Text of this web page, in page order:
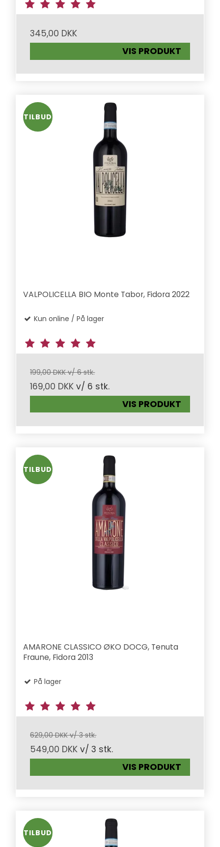
345,00 DKK
VIS PRODUKT
TILBUD
VALPOLICELLA BIO Monte Tabor, Fidora 2022
Kun online / På lager
199,00 DKK v/ 6 stk.
169,00 DKK v/ 6 stk.
VIS PRODUKT
TILBUD
AMARONE CLASSICO ØKO DOCG, Tenuta
Fraune, Fidora 2013
På lager
629,00 DKK v/ 3 stk.
549,00 DKK v/ 3 stk.
VIS PRODUKT
TILBUD